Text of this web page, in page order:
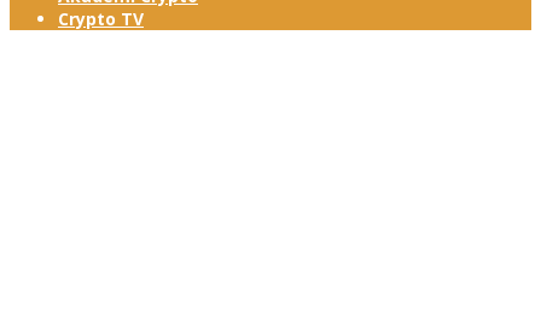
Crypto TV